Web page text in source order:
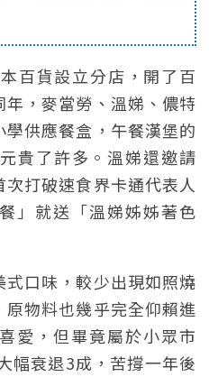
百貨設立分店，開了百
，麥當勞、溫娣、儂特
供應餐盒，午餐漢堡的
貴了許多。溫娣還邀請
打破速食界卡通代表人
」就送「溫娣姊姊著色
口味，較少出現如照燒
物料也幾乎完全仰賴進
愛，但畢竟屬於小眾市
幅衰退3成，苦撐一年後